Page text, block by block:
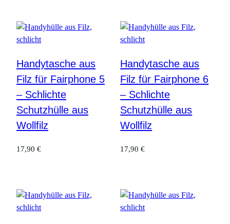
Handytasche aus
Filz für Fairphone 5
– Schlichte
Schutzhülle aus
Wollfilz
17,90 €
Handytasche aus
Filz für Fairphone 6
– Schlichte
Schutzhülle aus
Wollfilz
17,90€